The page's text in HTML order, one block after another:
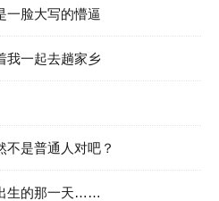
一脸大写的懵逼
我一起去趟家乡
不是普通人对吧？
生的那一天……